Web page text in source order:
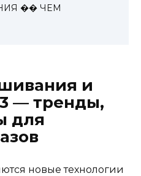
�� ЧЕМ
и
— тренды,
для
новые технологии